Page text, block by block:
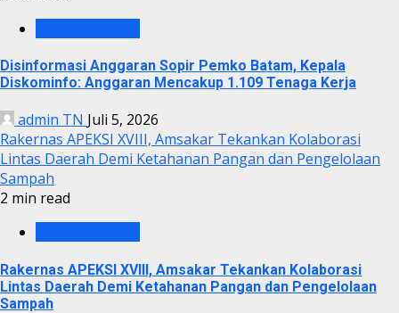
Disinformasi Anggaran Sopir Pemko Batam, Kepala
Diskominfo: Anggaran Mencakup 1.109 Tenaga Kerja
admin TN Juli 5, 2026
Rakernas APEKSI XVIII, Amsakar Tekankan Kolaborasi
Lintas Daerah Demi Ketahanan Pangan dan Pengelolaan
Sampah
2 min read
Rakernas APEKSI XVIII, Amsakar Tekankan Kolaborasi
Lintas Daerah Demi Ketahanan Pangan dan Pengelolaan
Sampah